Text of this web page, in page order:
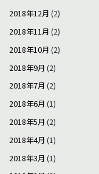
2018年12月 (2)
2018年11月 (2)
2018年10月 (2)
2018年9月 (2)
2018年7月 (2)
2018年6月 (1)
2018年5月 (2)
2018年4月 (1)
2018年3月 (1)